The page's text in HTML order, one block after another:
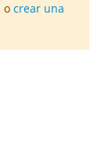
o crear una